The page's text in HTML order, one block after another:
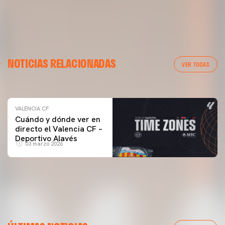
NOTICIAS RELACIONADAS VER TODAS
ENTRENAMIENTO DEL VALENCIA CF 04/03/26
VALENCIA CF
Cuándo y dónde ver en
directo el Valencia CF –
Deportivo Alavés
03 marzo 2026